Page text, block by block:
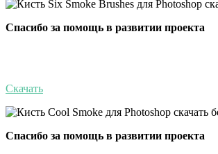
Спасибо за помощь в развитии проекта
Скачать
Спасибо за помощь в развитии проекта